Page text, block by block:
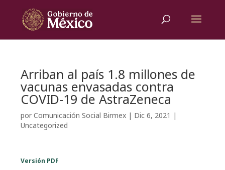
Arriban al país 1.8 millones de
vacunas envasadas contra
COVID-19 de AstraZeneca
porComunicación Social Birmex | Dic 6, 2021 |
Uncategorized
Versión PDF